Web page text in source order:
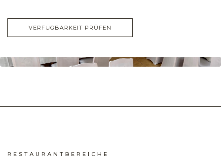
VERFÜGBARKEIT PRÜFEN
RESTAURANTBEREICHE